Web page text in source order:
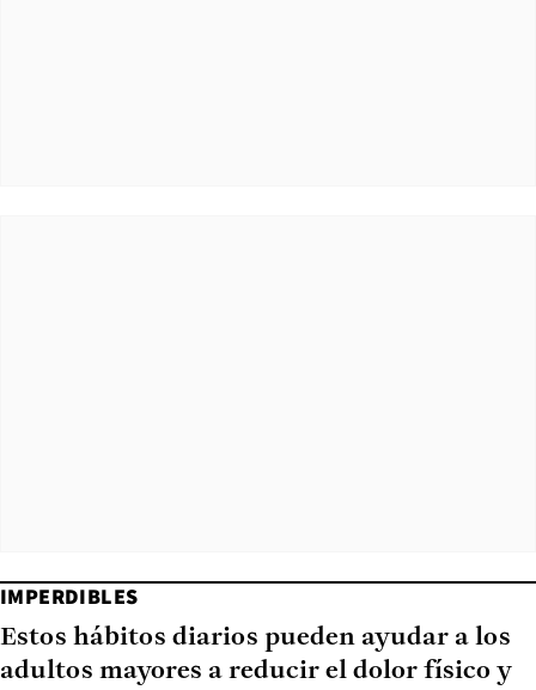
IMPERDIBLES
Estos hábitos diarios pueden ayudar a los
adultos mayores a reducir el dolor físico y